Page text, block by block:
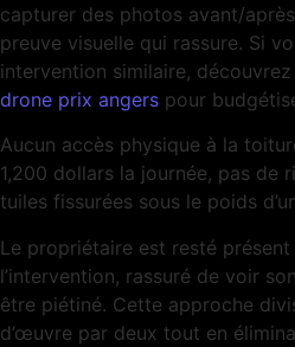
capturer des photos avant/
preuve visuelle qui rassure. Si
intervention similaire,
drone prix angers pour
Aucun accès physique à la
1,200 dollars la journée, pas de
tuiles fissurées sous le poids
Le propriétaire est resté
l’intervention, rassuré de voir
être piétiné. Cette approche
d’œuvre par deux tout en